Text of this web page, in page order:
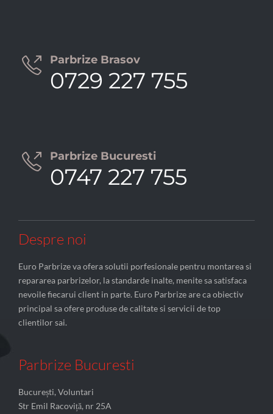
 Parbrize Brasov
0729 227 755
 Parbrize Bucuresti
0747 227 755
Despre noi
Euro Parbrize va ofera solutii porfesionale pentru montarea si
repararea parbrizelor, la standarde inalte, menite sa satisfaca
nevoile fiecarui client in parte. Euro Parbrize are ca obiectiv
principal sa ofere produse de calitate si servicii de top
clientilor sai.
Parbrize Bucuresti
București, Voluntari
Str Emil Racoviță, nr 25A